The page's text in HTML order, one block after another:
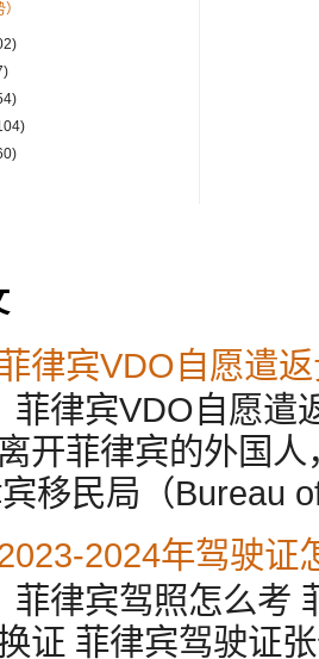
律宾VDO自愿遣
菲律宾VDO自愿遣
开菲律宾的外国
移民局（Bureau
2024年驾驶证
菲律宾驾照怎么考
证 菲律宾驾驶证